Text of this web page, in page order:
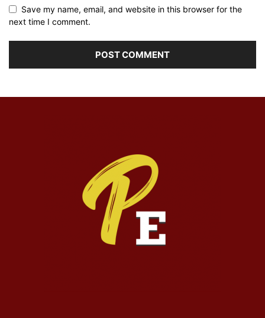
Save my name, email, and website in this browser for the
next time I comment.